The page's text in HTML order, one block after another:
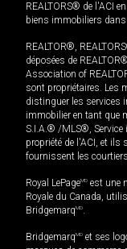
REALTORS® de l'ACI
biens immobiliers dans
REALTOR®,
déposées de
Association of
sont propriétaires. Les
distinguer les services
immobilier en tant que
S.I.A.® /MLS®, Service
propriété de l'ACI, et ils
fournissent les
Royal LePageMD est une
Royale du Canada,
BridgemarqMD.
BridgemarqMD et ses